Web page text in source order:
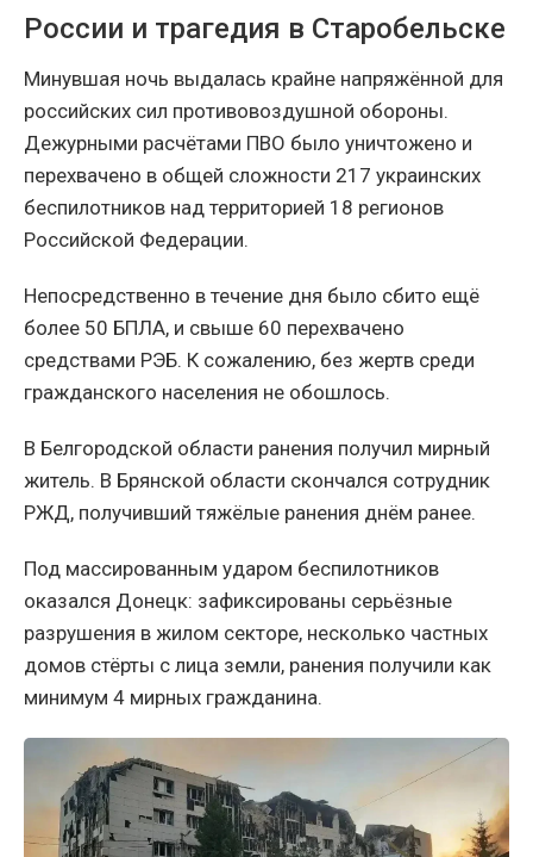
России и трагедия в Старобельске
Минувшая ночь выдалась крайне напряжённой для
российских сил противовоздушной обороны.
Дежурными расчётами ПВО было уничтожено и
перехвачено в общей сложности 217 украинских
беспилотников над территорией 18 регионов
Российской Федерации.
Непосредственно в течение дня было сбито ещё
более 50 БПЛА, и свыше 60 перехвачено
средствами РЭБ. К сожалению, без жертв среди
гражданского населения не обошлось.
В Белгородской области ранения получил мирный
житель. В Брянской области скончался сотрудник
РЖД, получивший тяжёлые ранения днём ранее.
Под массированным ударом беспилотников
оказался Донецк: зафиксированы серьёзные
разрушения в жилом секторе, несколько частных
домов стёрты с лица земли, ранения получили как
минимум 4 мирных гражданина.